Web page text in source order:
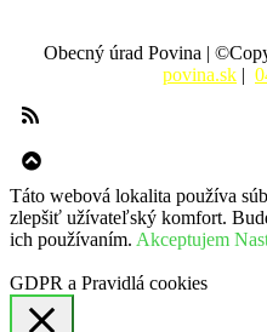
Obecný úrad Povina |
povina.sk |
Táto webová lokalita používa
zlepšiť užívateľský komfort.
ich používaním. Akceptujem
GDPR a Pravidlá cookies